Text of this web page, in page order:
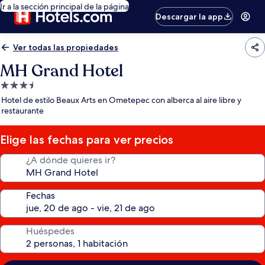
Ir a la sección principal de la página
Descargar la app
Ver todas las propiedades
MH Grand Hotel
Propiedad
de
3.5
estrellas
Hotel de estilo Beaux Arts en Ometepec con alberca al aire libre y
restaurante
Elige las fechas para ver precios
¿A dónde quieres ir?
Fechas
Huéspedes